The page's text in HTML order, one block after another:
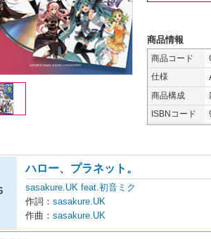
商品情報
商品コード
仕様
商品構成
ISBNコード
ハロー、プラネット。
sasakure.UK feat.初音ミク
作詞： sasakure.UK
作曲： sasakure.UK